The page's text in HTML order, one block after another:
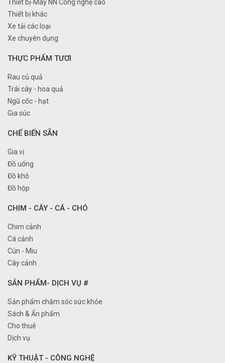
Thiết bị-Máy NN Công nghệ cao
Thiết bị khác
Xe tải các loại
Xe chuyên dụng
THỰC PHẨM TƯƠI
Rau củ quả
Trái cây - hoa quả
Ngũ cốc - hạt
Gia súc
CHẾ BIẾN SẴN
Gia vị
Đồ uống
Đồ khô
Đồ hộp
CHIM - CÂY - CÁ - CHÓ
Chim cảnh
Cá cảnh
Cún - Miu
Cây cảnh
SẢN PHẨM- DỊCH VỤ #
Sản phẩm chăm sóc sức khỏe
Sách & Ấn phẩm
Cho thuê
Dịch vụ
KỸ THUẬT - CÔNG NGHỆ